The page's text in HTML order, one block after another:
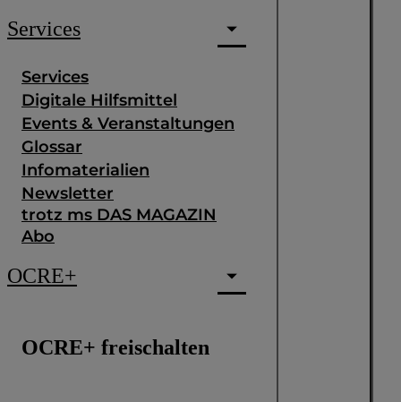
Services
Services
Digitale Hilfsmittel
Events & Veranstaltungen
Glossar
Infomaterialien
Newsletter
trotz ms DAS MAGAZIN
Abo
OCRE+
OCRE+ freischalten